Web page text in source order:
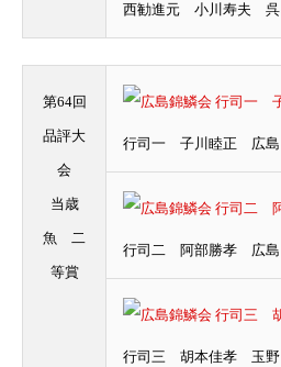
西勧進元 小川寿夫 呉
第64回
品評大
会
当歳
魚 二
等賞
行司一 子川睦正 広島
行司二 阿部勝孝 広島
行司三 胡本佳孝 玉野